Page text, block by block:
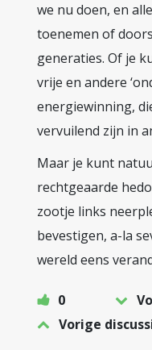
we nu doen, en
toenemen of
generaties. Of je
vrije en andere
energiewinning,
vervuilend zijn in
Maar je kunt
rechtgeaarde
zootje links
bevestigen, a-la
wereld eens
0
Vorige